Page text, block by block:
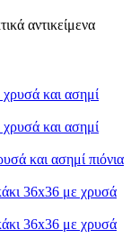
αντικείμενα
και ασημί πιόνια